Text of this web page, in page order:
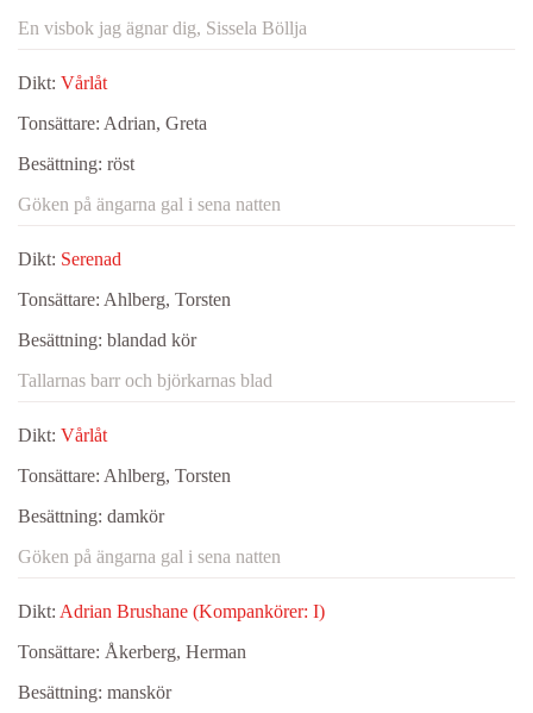
En visbok jag ägnar dig, Sissela Böllja
Dikt: Vårlåt
Tonsättare: Adrian, Greta
Besättning: röst
Göken på ängarna gal i sena natten
Dikt: Serenad
Tonsättare: Ahlberg, Torsten
Besättning: blandad kör
Tallarnas barr och björkarnas blad
Dikt: Vårlåt
Tonsättare: Ahlberg, Torsten
Besättning: damkör
Göken på ängarna gal i sena natten
Dikt: Adrian Brushane (Kompankörer: I)
Tonsättare: Åkerberg, Herman
Besättning: manskör